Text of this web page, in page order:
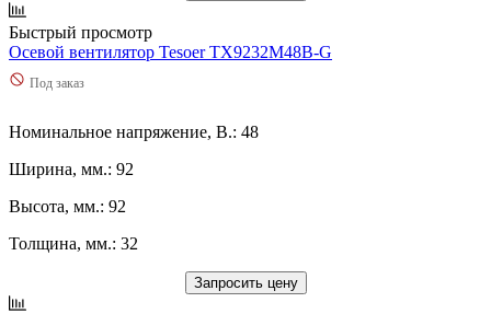
Быстрый просмотр
Осевой вентилятор Tesoer TX9232M48B-G
Под заказ
Номинальное напряжение, В.: 48
Ширина, мм.: 92
Высота, мм.: 92
Толщина, мм.: 32
Запросить цену